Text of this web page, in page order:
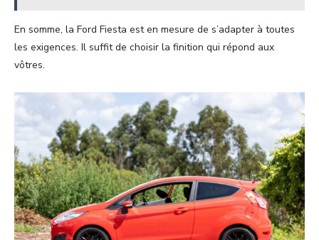
En somme, la Ford Fiesta est en mesure de s’adapter à toutes
les exigences. Il suffit de choisir la finition qui répond aux
vôtres.